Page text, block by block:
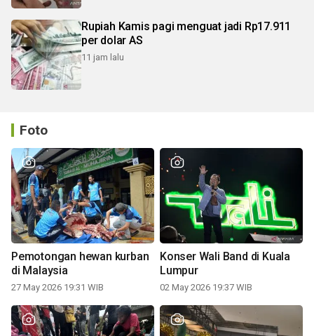
Rupiah Kamis pagi menguat jadi Rp17.911
per dolar AS
11 jam lalu
Foto
Pemotongan hewan kurban
di Malaysia
27 May 2026 19:31 WIB
Konser Wali Band di Kuala
Lumpur
02 May 2026 19:37 WIB